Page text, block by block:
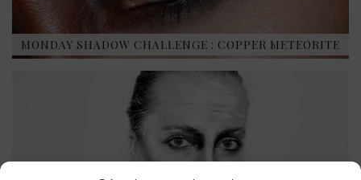
MONDAY SHADOW CHALLENGE : COPPER METEORITE